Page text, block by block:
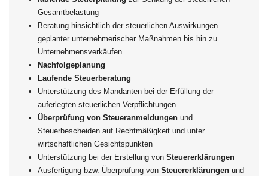
Gesamtbelastung
Beratung hinsichtlich der steuerlichen Auswirkungen
geplanter unternehmerischer Maßnahmen bis hin zu
Unternehmensverkäufen
Nachfolgeplanung
Laufende Steuerberatung
Unterstützung des Mandanten bei der Erfüllung der
auferlegten steuerlichen Verpflichtungen
Überprüfung von Steueranmeldungenund
Steuerbescheiden auf Rechtmäßigkeit und unter
wirtschaftlichen Gesichtspunkten
Unterstützung bei der Erstellung von Steuererklärungen
Ausfertigung bzw. Überprüfung von Steuererklärungenund